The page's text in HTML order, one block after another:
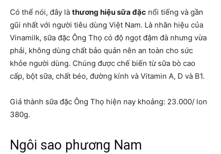
Có thể nói, đây là thương hiệu sữa đặc nổi tiếng và gần
gũi nhất với người tiêu dùng Việt Nam. Là nhãn hiệu của
Vinamilk, sữa đặc Ông Thọ có độ ngọt đậm đà nhưng vừa
phải, không dùng chất bảo quản nên an toàn cho sức
khỏe người dùng. Chúng được chế biến từ sữa bò cao
cấp, bột sữa, chất béo, đường kính và Vitamin A, D và B1.
Giá thành sữa đặc Ông Thọ hiện nay khoảng: 23.000/ lon
380g.
Ngôi sao phương Nam